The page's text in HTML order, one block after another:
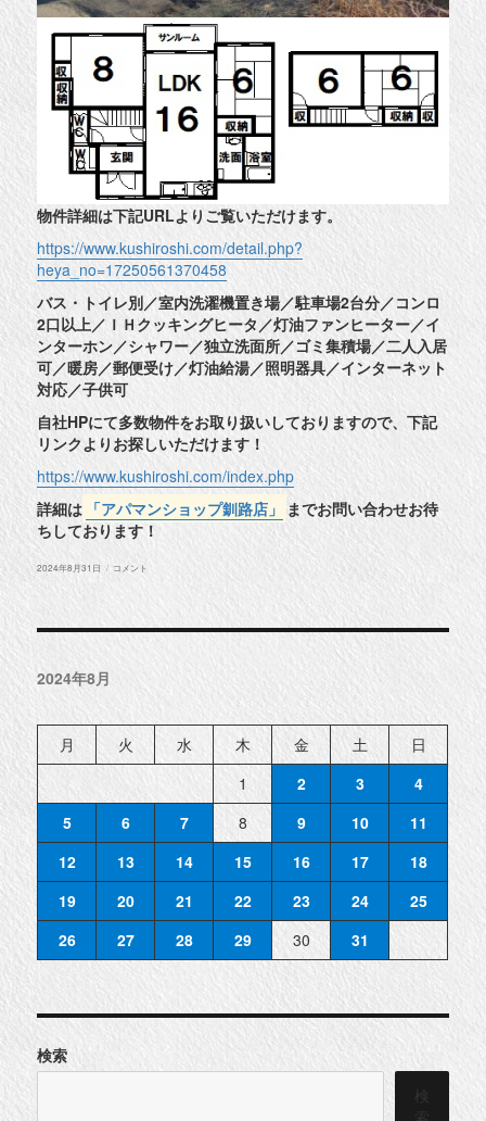
物件詳細は下記URLよりご覧いただけます。
https://www.kushiroshi.com/detail.php?
heya_no=17250561370458
バス・トイレ別／室内洗濯機置き場／駐車場2台分／コンロ
2口以上／ＩＨクッキングヒータ／灯油ファンヒーター／イ
ンターホン／シャワー／独立洗面所／ゴミ集積場／二人入居
可／暖房／郵便受け／灯油給湯／照明器具／インターネット
対応／子供可
自社HPにて多数物件をお取り扱いしておりますので、下記
リンクよりお探しいただけます！
https://www.kushiroshi.com/index.php
詳細は 「アパマンショップ釧路店」 までお問い合わせお待
ちしております！
投
2024年8月31日
◆
◆
に
コメント
2024年8月
月 火 水 木 金 土
日
1
2 3
4
5
6 7 8 9 10
11
12
13 14 15 16 17
18
19
20 21 22 23 24
25
26
27 28 29 30 31
検索
検
索